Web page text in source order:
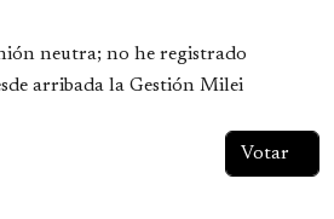
neutra; no he registrado
arribada la Gestión Milei